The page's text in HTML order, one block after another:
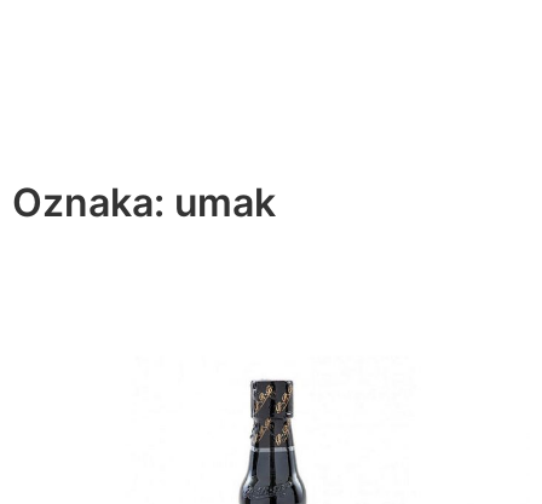
Oznaka: umak